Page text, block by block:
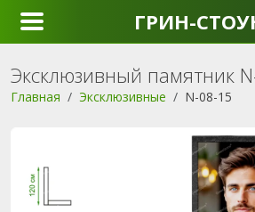
ГРИН-
Эксклюзивный памятник
Главная Эксклюзивные N-08-15